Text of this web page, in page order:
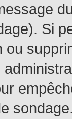
Si
ou